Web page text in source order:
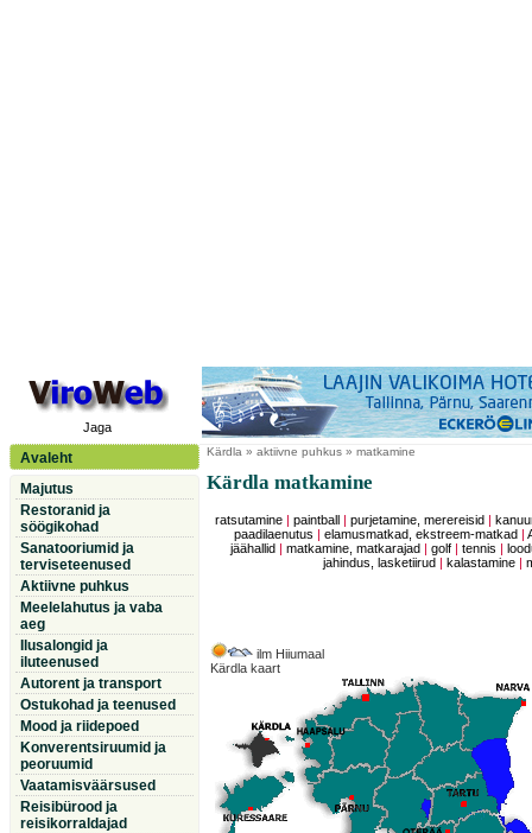
Jaga
Avaleht
Majutus
Restoranid ja
söögikohad
Sanatooriumid ja
terviseteenused
Aktiivne puhkus
Meelelahutus ja vaba
aeg
Ilusalongid ja
iluteenused
Autorent ja transport
Ostukohad ja teenused
Mood ja riidepoed
Konverentsiruumid ja
peoruumid
Vaatamisväärsused
Reisibürood ja
reisikorraldajad
Kärdla » aktiivne puhkus » matkamine
Kärdla matkamine
ratsutamine| paintball purjetamine, merereisid
paadilaenutus
|elamusmatkad, ekstreem-matkad |
jäähallid
matkamine, matkarajad golf| tennis
jahindus, lasketiirud
kalastamine |
ilm Hiiumaal
Kärdla kaart